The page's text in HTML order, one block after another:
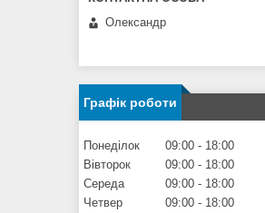
Олександр
Графік роботи
Понеділок 09:00
18:00
Вівторок
09:00
18:00
Середа
09:00
18:00
Четвер
09:00
18:00